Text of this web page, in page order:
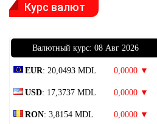
Курс валют
Bалютный курс: 08 Авг 2026
EUR: 20,0493 MDL 0,0000 ▼
USD: 17,3737 MDL 0,0000 ▼
RON: 3,8154 MDL 0,0000 ▼